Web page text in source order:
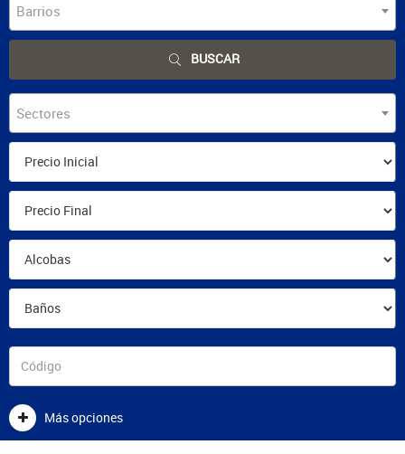
Barrios
BUSCAR
Sectores
Más opciones